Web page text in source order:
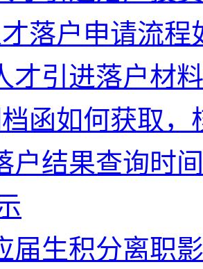
落户申请流
才引进落户材
函如何获取，
户结果查询时
届生积分离职